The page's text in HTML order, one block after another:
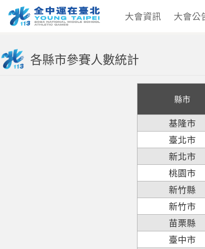
大會資訊 大會公
各縣市參賽人數統計
縣市
基隆市
臺北市
新北市
桃園市
新竹縣
新竹市
苗栗縣
臺中市